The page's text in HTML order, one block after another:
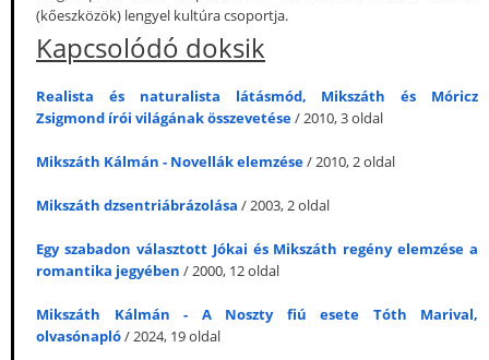
(kőeszközök) lengyel kultúra csoportja.
Kapcsolódó doksik
Realista és naturalista látásmód, Mikszáth és Móricz
Zsigmond írói világának összevetése/ 2010, 3 oldal
Mikszáth Kálmán - Novellák elemzése/ 2010, 2 oldal
Mikszáth dzsentriábrázolása / 2003, 2 oldal
Egy szabadon választott Jókai és Mikszáth regény elemzése a
romantika jegyében / 2000, 12 oldal
Mikszáth Kálmán - A Noszty fiú esete Tóth Marival,
olvasónapló/ 2024, 19 oldal